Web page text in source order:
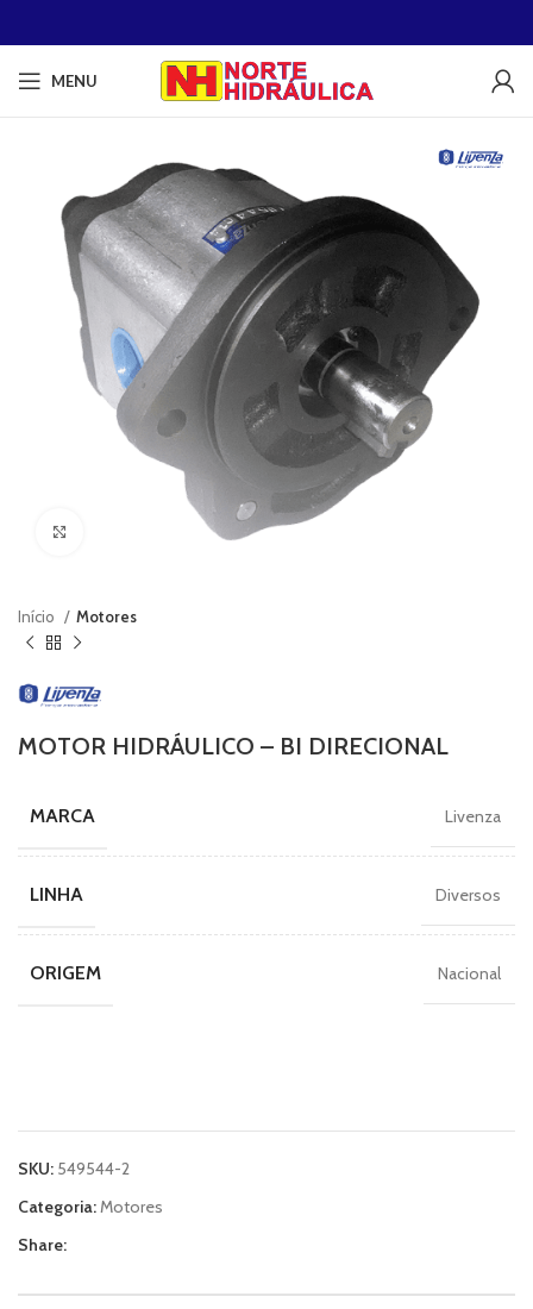
MENU
Clique para ampliar
Início Motores
MOTOR HIDRÁULICO – BI DIRECIONAL
MARCA Livenza
LINHA Diversos
ORIGEM Nacional
SKU: 549544-2
Categoria:Motores
Share: